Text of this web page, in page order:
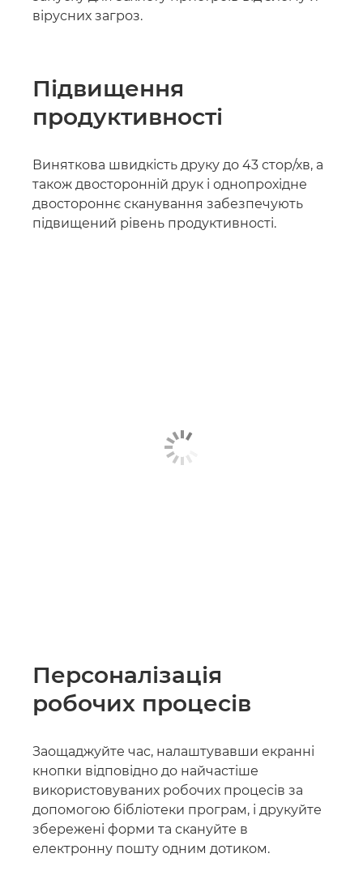
вірусних загроз.
Підвищення
продуктивності
Виняткова швидкість друку до 43 стор/хв, а
також двосторонній друк і однопрохідне
двостороннє сканування забезпечують
підвищений рівень продуктивності.
Персоналізація
робочих процесів
Заощаджуйте час, налаштувавши екранні
кнопки відповідно до найчастіше
використовуваних робочих процесів за
допомогою бібліотеки програм, і друкуйте
збережені форми та скануйте в
електронну пошту одним дотиком.